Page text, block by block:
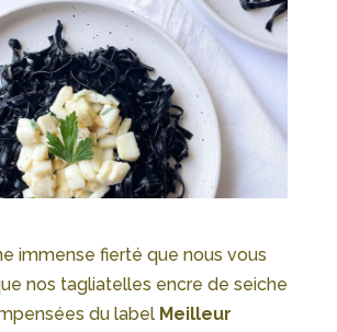
immense fierté que nous vous
nos tagliatelles encre de seiche
du label Meilleur